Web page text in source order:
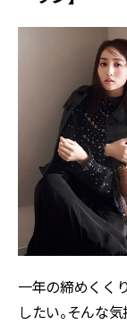
一年の締めくく
したい。そんな